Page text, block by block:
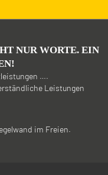
NUR WORTE. EIN
….
Leistungen